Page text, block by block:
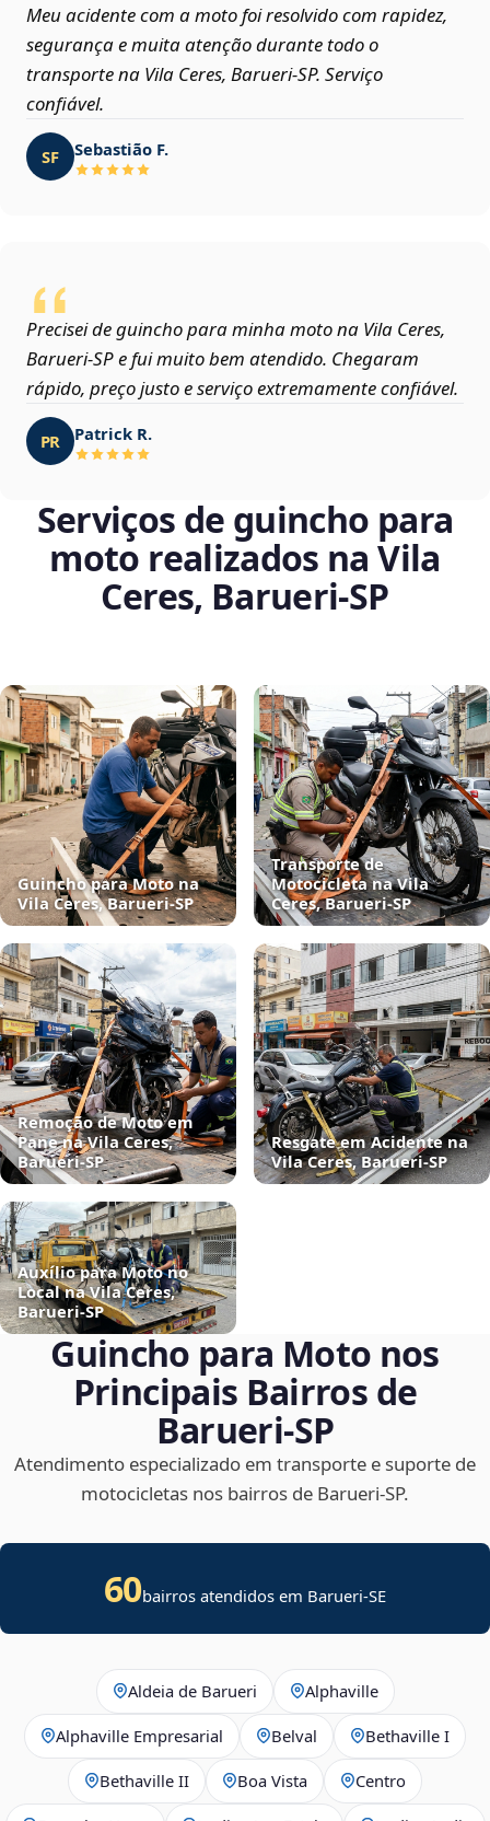
Meu acidente com a moto foi resolvido com rapidez,
segurança e muita atenção durante todo o
transporte na Vila Ceres, Barueri‑SP. Serviço
confiável.
SF Sebastião F.
Precisei de guincho para minha moto na Vila Ceres,
Barueri‑SP e fui muito bem atendido. Chegaram
rápido, preço justo e serviço extremamente confiável.
PR Patrick R.
Serviços de guincho para
moto realizados na Vila
Ceres, Barueri‑SP
Guincho para Moto na
Vila Ceres, Barueri‑SP
Transporte de
Motocicleta na Vila
Ceres, Barueri‑SP
Remoção de Moto em
Pane na Vila Ceres,
Barueri‑SP
Resgate em Acidente na
Vila Ceres, Barueri‑SP
Auxílio para Moto no
Local na Vila Ceres,
Barueri‑SP
Guincho para Moto nos
Principais Bairros de
Barueri‑SP
Atendimento especializado em transporte e suporte de
motocicletas nos bairros de Barueri‑SP.
60bairros atendidos em Barueri-SE
Aldeia de Barueri Alphaville
Alphaville Empresarial Belval Bethaville I
Bethaville II Boa Vista Centro